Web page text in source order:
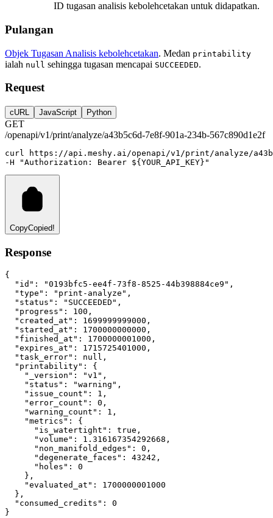
ID tugasan analisis kebolehcetakan untuk didapatkan.
Pulangan
Objek Tugasan Analisis kebolehcetakan. Medan printability
ialah null sehingga tugasan mencapai SUCCEEDED.
Request
cURL JavaScript Python
GET
/openapi/v1/print/analyze/a43b5c6d-7e8f-901a-234b-567c890d1e2f
curl
https://api.meshy.ai/openapi/v1/print/analyze/
-H
"Authorization: Bearer ${YOUR_API_KEY}"
CopyCopied!
Response
{
"id" : "0193bfc5-ee4f-73f8-8525-44b398884ce9" ,
"type" : "print-analyze" ,
"status" : "SUCCEEDED" ,
"progress" : 100 ,
"created_at" : 1699999999000 ,
"started_at" : 1700000000000 ,
"finished_at" : 1700000001000 ,
"expires_at" : 1715725401000 ,
"task_error" : null ,
"printability" :
{
"_version" : "v1" ,
"status" : "warning" ,
"issue_count" : 1 ,
"error_count" : 0 ,
"warning_count" : 1 ,
"metrics" :
{
"is_watertight" : true ,
"volume" : 1.316167354292668 ,
"non_manifold_edges" : 0 ,
"degenerate_faces" : 43242 ,
"holes" :
0
    }
,
"evaluated_at" :
1700000001000
  }
,
"consumed_credits" :
0
}